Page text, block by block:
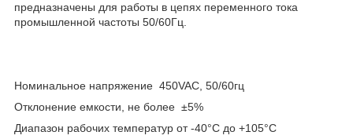
предназначены для работы в цепях переменного тока
промышленной частоты 50/60Гц.
Номинальное напряжение 450VAC, 50/60гц
Отклонение емкости, не более ±5%
Диапазон рабочих температур от -40°С до +105°С